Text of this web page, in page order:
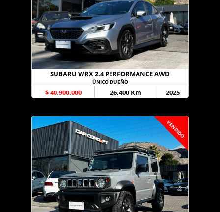
SUBARU WRX 2.4 PERFORMANCE AWD
ÚNICO DUEÑO
$ 40.900.000 26.400 Km 2025
VENDIDO